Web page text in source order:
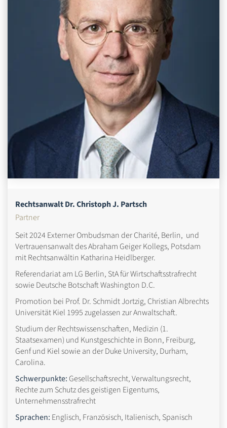
Rechtsanwalt Dr. Christoph J. Partsch
Partner
Seit 2024 Externer Ombudsman der Charité, Berlin, und
Vertrauensanwalt des Abraham Geiger Kollegs, Potsdam
mit Rechtsanwältin Katharina Heidlberger.
Referendariat am LG Berlin, StA für Wirtschaftsstrafrecht
sowie Deutsche Botschaft Washington D.C.
Promotion bei Prof. Dr. Schmidt Jortzig, Christian Albrechts
Universität Kiel 1995 zugelassen zur Anwaltschaft.
Studium der Rechtswissenschaften, Medizin (1.
Staatsexamen) und Kunstgeschichte in Bonn, Freiburg,
Genf und Kiel sowie an der Duke University, Durham,
Carolina.
Schwerpunkte: Gesellschaftsrecht, Verwaltungsrecht,
Rechte zum Schutz des geistigen Eigentums,
Unternehmensstrafrecht
Sprachen: Englisch, Französisch, Italienisch, Spanisch